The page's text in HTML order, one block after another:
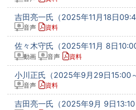
吉田亮一氏（2025年11月18日
音声 資料
佐々木守氏（2025年11月 8日
動画 音声 資料
小川正氏（2025年9月29日15:00
音声 資料
吉田亮一氏（2025年9月 9日13:10